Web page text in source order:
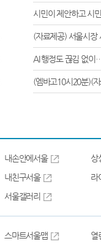
시민이 제안하고 시
(자료제공) 서울시장
AI 행정도 끊김 없이
(엠바고10시20분)(자
내손안에서울 상
내친구서울
라
서울갤러리
스마트서울맵 열